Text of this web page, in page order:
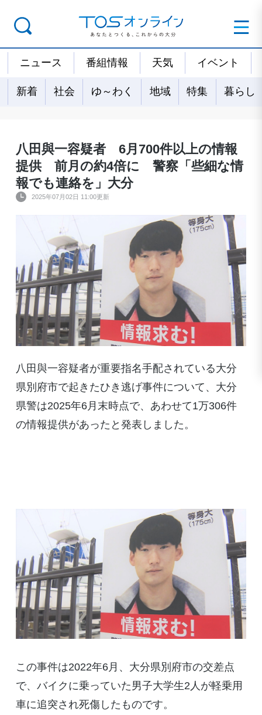
ニュース 番組情報 天気 イベント
新着 社会 ゆ～わく 地域 特集 暮らし
八田與一容疑者 6月700件以上の情報
提供 前月の約4倍に 警察「些細な情
報でも連絡を」大分
2025年07月02日 11:00更新
八田與一容疑者が重要指名手配されている大分
県別府市で起きたひき逃げ事件について、大分
県警は2025年6月末時点で、あわせて1万306件
の情報提供があったと発表しました。
この事件は2022年6月、大分県別府市の交差点
で、バイクに乗っていた男子大学生2人が軽乗用
車に追突され死傷したものです。